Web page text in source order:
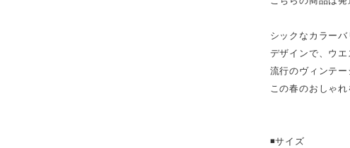
シックなカラー
デザインで、ウ
流行のヴィンテー
この春のおしゃ
◾️サイズ